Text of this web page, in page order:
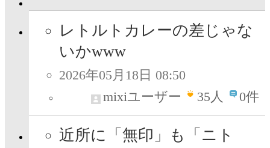
レトルトカレーの差じゃな
いかwww
2026年05月18日 08:50
mixiユーザー
35人 0件
近所に「無印」も「ニト